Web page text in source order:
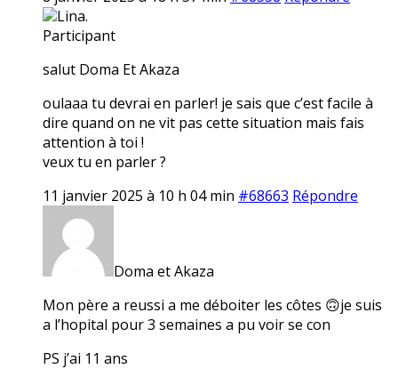
Lina.
Participant
salut Doma Et Akaza
oulaaa tu devrai en parler! je sais que c’est facile à
dire quand on ne vit pas cette situation mais fais
attention à toi !
veux tu en parler ?
11 janvier 2025 à 10 h 04 min #68663 Répondre
Doma et Akaza
Mon père a reussi a me déboiter les côtes 🙃je suis
a l’hopital pour 3 semaines a pu voir se con
PS j’ai 11 ans